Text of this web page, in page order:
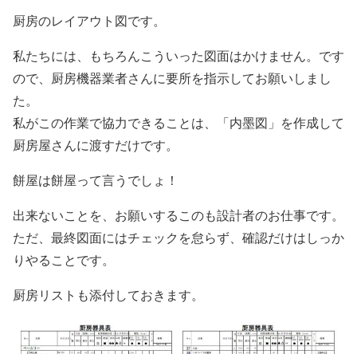
厨房のレイアウト図です。
私たちには、もちろんこういった図面はかけません。です
ので、厨房機器業者さんに要所を指示してお願いしまし
た。
私がこの作業で協力できることは、「内墨図」を作成して
厨房屋さんに渡すだけです。
餅屋は餅屋って言うでしょ！
出来ないことを、お願いするこのも設計者のお仕事です。
ただ、最終図面にはチェックを怠らず、確認だけはしっか
りやることです。
厨房リストも添付しておきます。